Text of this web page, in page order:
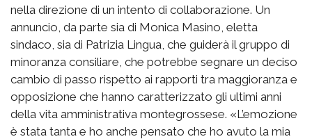
nella direzione di un intento di collaborazione. Un
annuncio, da parte sia di Monica Masino, eletta
sindaco, sia di Patrizia Lingua, che guiderà il gruppo di
minoranza consiliare, che potrebbe segnare un deciso
cambio di passo rispetto ai rapporti tra maggioranza e
opposizione che hanno caratterizzato gli ultimi anni
della vita amministrativa montegrossese. «L’emozione
è stata tanta e ho anche pensato che ho avuto la mia